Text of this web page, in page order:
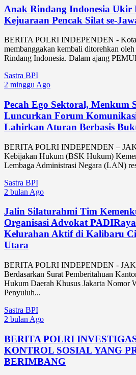
Anak Rindang Indonesia Ukir
Kejuaraan Pencak Silat se-
BERITA POLRI INDEPENDEN - Kota
membanggakan kembali ditorehkan
Rindang Indonesia. Dalam ajang
Sastra BPI
2 minggu Ago
Pecah Ego Sektoral,
Luncurkan Forum
Lahirkan Aturan Berbasis
BERITA POLRI INDEPENDEN –
Kebijakan Hukum (BSK Hukum)
Lembaga Administrasi Negara (LAN)
Sastra BPI
2 bulan Ago
Jalin Silaturahmi Tim
Organisasi Advokat
Kelurahan Aktif di Kalibaru
Utara
BERITA POLRI INDEPENDEN -
Berdasarkan Surat Pemberitahuan
Hukum Daerah Khusus Jakarta Nomor
Penyuluh...
Sastra BPI
2 bulan Ago
BERITA POLRI
KONTROL SOSIAL YANG
BERIMBANG